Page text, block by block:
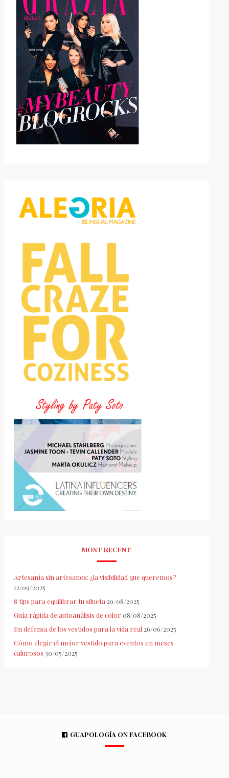
MOST RECENT
Artesanía sin artesanos: ¿la visibilidad que queremos?
12/09/2025
8 tips para equilibrar tu silueta 29/08/2025
Guía rápida de autoanálisis de color 08/08/2025
En defensa de los vestidos para la vida real 26/06/2025
Cómo elegir el mejor vestido para eventos en meses
calurosos 30/05/2025
GUAPOLOGÍA ON FACEBOOK